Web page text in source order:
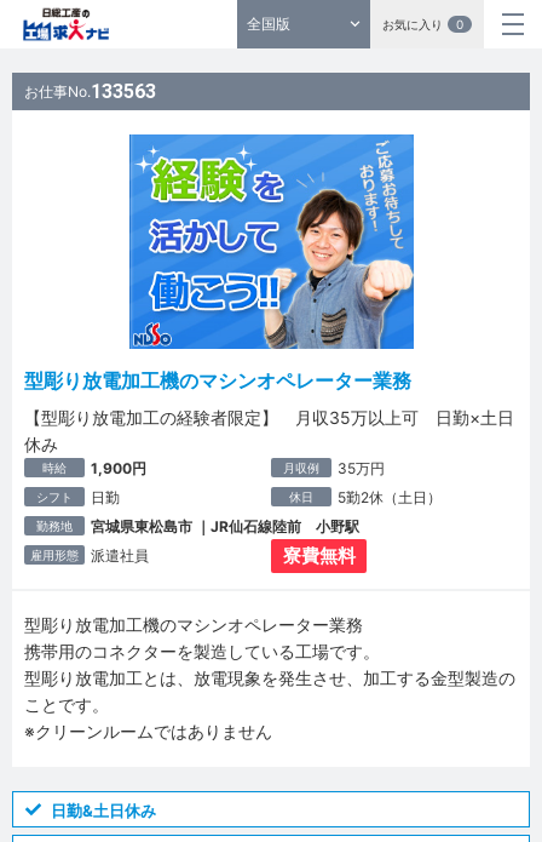
全国版 お気に入り 0
お仕事No.133563
型彫り放電加工機のマシンオペレーター業務
【型彫り放電加工の経験者限定】 月収35万以上可 日勤×土日
休み
時給 1,900円 月収例 35万円
シフト 日勤 休日 5勤2休（土日）
勤務地 宮城県東松島市 ｜JR仙石線陸前 小野駅
雇用形態 派遣社員 寮費無料
型彫り放電加工機のマシンオペレーター業務
携帯用のコネクターを製造している工場です。
型彫り放電加工とは、放電現象を発生させ、加工する金型製造の
ことです。
※クリーンルームではありません
日勤&土日休み